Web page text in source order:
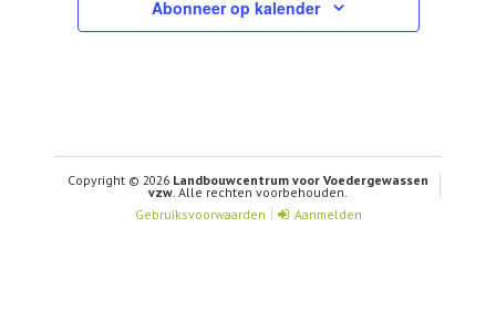
Abonneer op kalender
Copyright © 2026 Landbouwcentrum voor Voedergewassen
vzw. Alle rechten voorbehouden.
Gebruiksvoorwaarden
Aanmelden